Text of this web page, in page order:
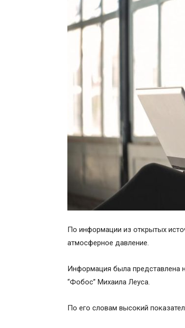
По информации из открытых
атмосферное давление.
Информация была представлена
“Фобос” Михаила Леуса.
По его словам высокий